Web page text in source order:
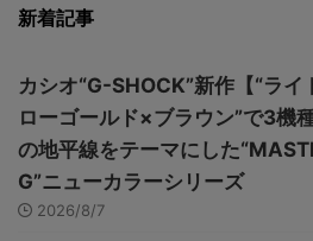
新着記事
カシオ“G-SHOCK”新作【“ライ
ローゴールド×ブラウン”で3機
の地平線をテーマにした
G”ニューカラーシリーズ
2026/8/7